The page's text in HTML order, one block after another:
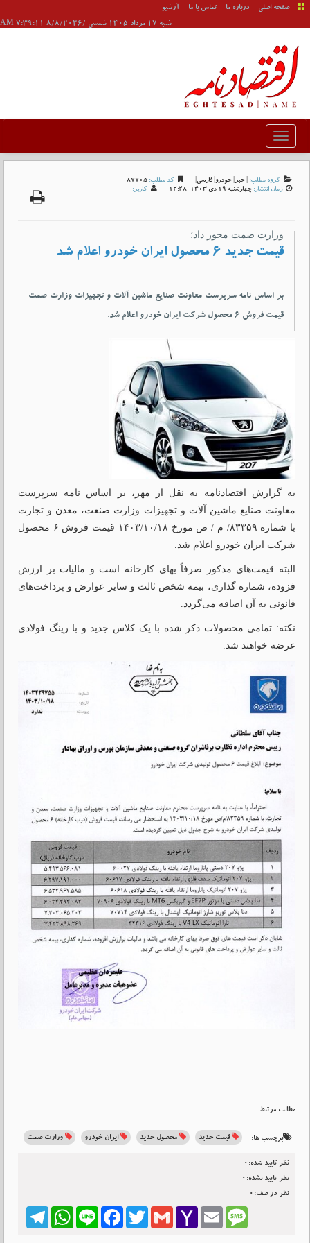
صفحه اصلی درباره ما تماس با ما
آرشیو
شنبه 17 مرداد 1405 شمسی /8/8/2026 7:39:11 AM
گروه مطلب: | خبر| خودرو| فارسی| کد مطلب: 87705
زمان انتشار: چهارشنبه 19 دی 1403-12:28 کاربر:
وزارت صمت مجوز داد؛
قیمت جدید ۶ محصول ایران خودرو اعلام شد
بر اساس نامه سرپرست معاونت صنایع ماشین آلات و تجهیزات وزارت صمت
قیمت فروش ۶ محصول شرکت ایران خودرو اعلام شد.
به گزارش اقتصادنامه به نقل از مهر، بر اساس نامه سرپرست
معاونت صنایع ماشین آلات و تجهیزات وزارت صنعت، معدن و تجارت
با شماره ۸۳۳۵۹/
م/ص
مورخ ۱۴۰۳/۱۰/۱۸ قیمت فروش ۶ محصول
شرکت ایران خودرو اعلام شد.
البته قیمت‌های مذکور صرفاً بهای کارخانه است و مالیات بر ارزش
فزوده، شماره گذاری، بیمه شخص ثالث و سایر عوارض و پرداخت‌های
قانونی به آن اضافه می‌گردد.
نکته: تمامی محصولات ذکر شده با یک کلاس جدید و با رینگ فولادی
عرضه خواهند شد.
مطالب مرتبط
برچسب ها: قیمت جدید محصول جدید ایران خودرو وزارت صمت
نظر تایید شده:0
نظر تایید نشده:0
نظر در صف:0
TelegramWhatsApp LineFacebook Twitter Gmail
Yahoo
Email Message